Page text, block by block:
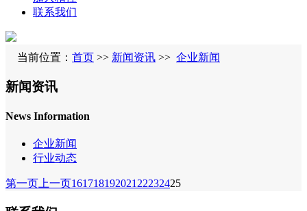
联系我们
当前位置： 首页 >> 新闻资讯 >> 企业新闻
新闻资讯
News Information
企业新闻
行业动态
第一页 上一页161718192021 22232425